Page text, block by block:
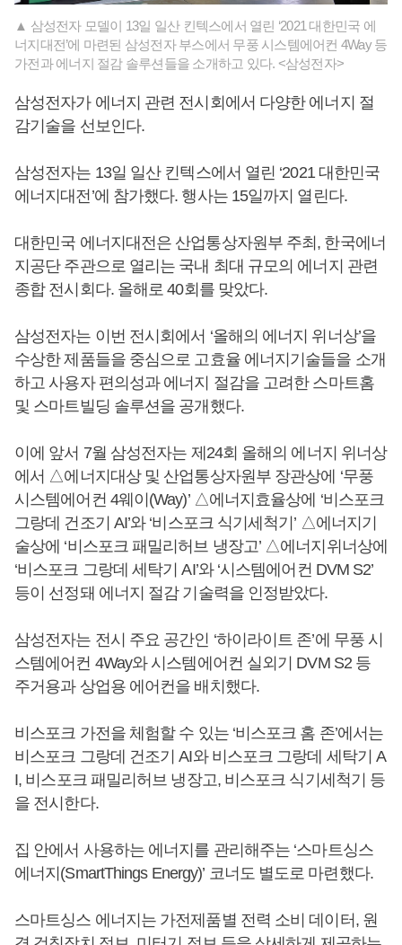
▲ 삼성전자 모델이 13일 일산 킨텍스에서 열린 ‘2021 대한민국 에
너지대전’에 마련된 삼성전자 부스에서 무풍 시스템에어컨 4Way 등
가전과 에너지 절감 솔루션들을 소개하고 있다. <삼성전자>
삼성전자가 에너지 관련 전시회에서 다양한 에너지 절
감기술을 선보인다.
삼성전자는 13일 일산 킨텍스에서 열린 ‘2021 대한민국
에너지대전’에 참가했다. 행사는 15일까지 열린다.
대한민국 에너지대전은 산업통상자원부 주최, 한국에너
지공단 주관으로 열리는 국내 최대 규모의 에너지 관련
종합 전시회다. 올해로 40회를 맞았다.
삼성전자는 이번 전시회에서 ‘올해의 에너지 위너상’을
수상한 제품들을 중심으로 고효율 에너지기술들을 소개
하고 사용자 편의성과 에너지 절감을 고려한 스마트홈
및 스마트빌딩 솔루션을 공개했다.
이에 앞서 7월 삼성전자는 제24회 올해의 에너지 위너상
에서 △에너지대상 및 산업통상자원부 장관상에 ‘무풍
시스템에어컨 4웨이(Way)’ △에너지효율상에 ‘비스포크
그랑데 건조기 AI’와 ‘비스포크 식기세척기’ △에너지기
술상에 ‘비스포크 패밀리허브 냉장고’ △에너지위너상에
‘비스포크 그랑데 세탁기 AI’와 ‘시스템에어컨 DVM S2’
등이 선정돼 에너지 절감 기술력을 인정받았다.
삼성전자는 전시 주요 공간인 ‘하이라이트 존’에 무풍 시
스템에어컨 4Way와 시스템에어컨 실외기 DVM S2 등
주거용과 상업용 에어컨을 배치했다.
비스포크 가전을 체험할 수 있는 ‘비스포크 홈 존’에서는
비스포크 그랑데 건조기 AI와 비스포크 그랑데 세탁기 A
I, 비스포크 패밀리허브 냉장고, 비스포크 식기세척기 등
을 전시한다.
집 안에서 사용하는 에너지를 관리해주는 ‘스마트싱스
에너지(SmartThings Energy)’ 코너도 별도로 마련했다.
스마트싱스 에너지는 가전제품별 전력 소비 데이터, 원